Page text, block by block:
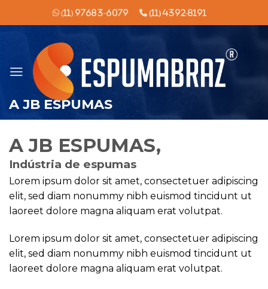
(11) 97683-6079 (11) 4392-8191
A JB ESPUMAS
A JB ESPUMAS,
Indústria de espumas
Lorem ipsum dolor sit amet, consectetuer adipiscing
elit, sed diam nonummy nibh euismod tincidunt ut
laoreet dolore magna aliquam erat volutpat.
Lorem ipsum dolor sit amet, consectetuer adipiscing
elit, sed diam nonummy nibh euismod tincidunt ut
laoreet dolore magna aliquam erat volutpat.